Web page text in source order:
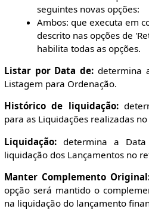
seguintes novas opções:
Ambos: que executa em
descrito nas opções de
habilita todas as opções.
Listar por Data de: determina
Listagem para Ordenação.
Histórico de liquidação:
para as Liquidações realizadas
Liquidação:determina a Data
liquidação dos Lançamentos no
Manter Complemento
opção será mantido o
na liquidação do lançamento